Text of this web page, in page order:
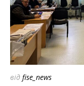
від fise_news